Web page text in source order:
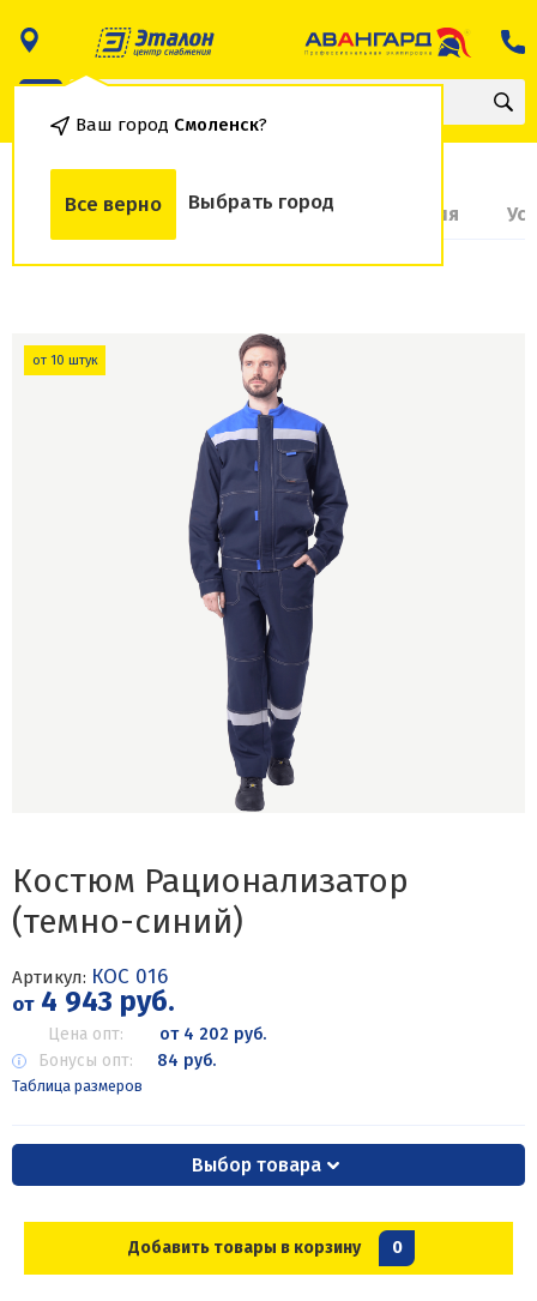
Ваш город Смоленск?
Все верно Выбрать город
О товаре Доставка и оплата Гарантия
от 10 штук
Костюм Рационализатор
(темно-синий)
Артикул: КОС 016
от4 943 руб.
Цена опт:
от 4 202 руб.
Бонусы опт:
84 руб.
Таблица размеров
Выбор товара
Добавить товары в корзину 0